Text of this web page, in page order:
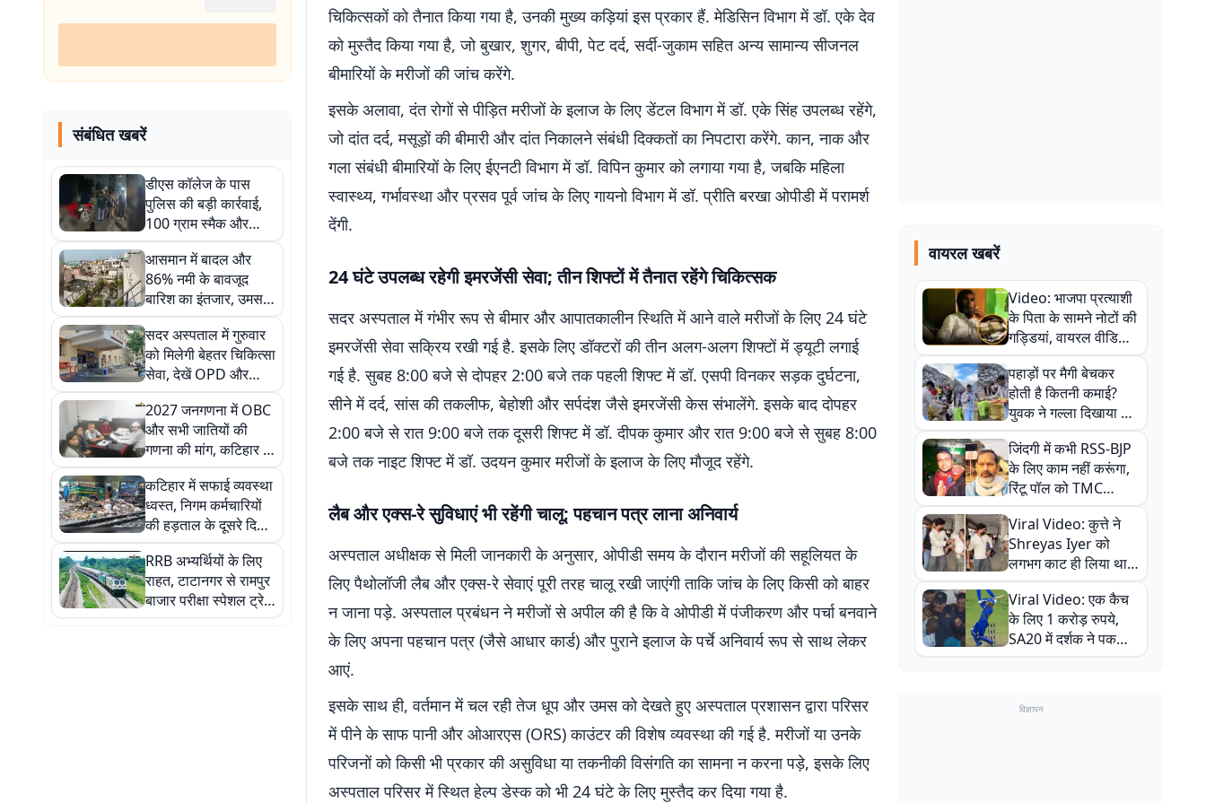
संबंधित खबरें
डीएस कॉलेज के पास
पुलिस की बड़ी कार्रवाई,
100 ग्राम स्मैक और
नकद के साथ दो तस्कर
गिरफ्तार
आसमान में बादल और
86% नमी के बावजूद
बारिश का इंतजार, उमस
से लोग बेहाल; किसानों की
बढ़ी चिंता
सदर अस्पताल में गुरुवार
को मिलेगी बेहतर चिकित्सा
सेवा, देखें OPD और
Emergency डॉक्टरों
की पूरी लिस्ट
2027 जनगणना में OBC
और सभी जातियों की
गणना की मांग, कटिहार से
उठी नई आवाज
कटिहार में सफाई व्यवस्था
ध्वस्त, निगम कर्मचारियों
की हड़ताल के दूसरे दिन
214 टन कचरा सड़कों
पर जमा
RRB अभ्यर्थियों के लिए
राहत, टाटानगर से रामपुर
बाजार परीक्षा स्पेशल ट्रेन
का परिचालन 15 अगस्त
चिकित्सकों को तैनात किया गया है, उनकी मुख्य कड़ियां इस प्रकार हैं. मेडिसिन विभाग में डॉ. एके देव
को मुस्तैद किया गया है, जो बुखार, शुगर, बीपी, पेट दर्द, सर्दी-जुकाम सहित अन्य सामान्य सीजनल
बीमारियों के मरीजों की जांच करेंगे.
इसके अलावा, दंत रोगों से पीड़ित मरीजों के इलाज के लिए डेंटल विभाग में डॉ. एके सिंह उपलब्ध रहेंगे,
जो दांत दर्द, मसूड़ों की बीमारी और दांत निकालने संबंधी दिक्कतों का निपटारा करेंगे. कान, नाक और
गला संबंधी बीमारियों के लिए ईएनटी विभाग में डॉ. विपिन कुमार को लगाया गया है, जबकि महिला
स्वास्थ्य, गर्भावस्था और प्रसव पूर्व जांच के लिए गायनो विभाग में डॉ. प्रीति बरखा ओपीडी में परामर्श
देंगी.
24 घंटे उपलब्ध रहेगी इमरजेंसी सेवा; तीन शिफ्टों में तैनात रहेंगे चिकित्सक
सदर अस्पताल में गंभीर रूप से बीमार और आपातकालीन स्थिति में आने वाले मरीजों के लिए 24 घंटे
इमरजेंसी सेवा सक्रिय रखी गई है. इसके लिए डॉक्टरों की तीन अलग-अलग शिफ्टों में ड्यूटी लगाई
गई है. सुबह 8:00 बजे से दोपहर 2:00 बजे तक पहली शिफ्ट में डॉ. एसपी विनकर सड़क दुर्घटना,
सीने में दर्द, सांस की तकलीफ, बेहोशी और सर्पदंश जैसे इमरजेंसी केस संभालेंगे. इसके बाद दोपहर
2:00 बजे से रात 9:00 बजे तक दूसरी शिफ्ट में डॉ. दीपक कुमार और रात 9:00 बजे से सुबह 8:00
बजे तक नाइट शिफ्ट में डॉ. उदयन कुमार मरीजों के इलाज के लिए मौजूद रहेंगे.
लैब और एक्स-रे सुविधाएं भी रहेंगी चालू; पहचान पत्र लाना अनिवार्य
अस्पताल अधीक्षक से मिली जानकारी के अनुसार, ओपीडी समय के दौरान मरीजों की सहूलियत के
लिए पैथोलॉजी लैब और एक्स-रे सेवाएं पूरी तरह चालू रखी जाएंगी ताकि जांच के लिए किसी को बाहर
न जाना पड़े. अस्पताल प्रबंधन ने मरीजों से अपील की है कि वे ओपीडी में पंजीकरण और पर्चा बनवाने
के लिए अपना पहचान पत्र (जैसे आधार कार्ड) और पुराने इलाज के पर्चे अनिवार्य रूप से साथ लेकर
आएं.
इसके साथ ही, वर्तमान में चल रही तेज धूप और उमस को देखते हुए अस्पताल प्रशासन द्वारा परिसर
में पीने के साफ पानी और ओआरएस (ORS) काउंटर की विशेष व्यवस्था की गई है. मरीजों या उनके
परिजनों को किसी भी प्रकार की असुविधा या तकनीकी विसंगति का सामना न करना पड़े, इसके लिए
अस्पताल परिसर में स्थित हेल्प डेस्क को भी 24 घंटे के लिए मुस्तैद कर दिया गया है.
वायरल खबरें
Video: भाजपा प्रत्याशी
के पिता के सामने नोटों की
गड्डियां, वायरल वीडियो
से राजनीति में उबाल,
अजित महतो बोले- TMC
की गंदी चाल
पहाड़ों पर मैगी बेचकर
होती है कितनी कमाई?
युवक ने गल्ला दिखाया तो
नौकरी वालों के खड़े हो गए
कान
जिंदगी में कभी RSS-BJP
के लिए काम नहीं करूंगा,
रिंटू पॉल को TMC
ऑफिस में ले जाकर पीटा,
Video वायरल
Viral Video: कुत्ते ने
Shreyas Iyer को
लगभग काट ही लिया था,
न्यूजीलैंड सीरीज से पहले
बाल-बाल बचे
Viral Video: एक कैच
के लिए 1 करोड़ रुपये,
SA20 में दर्शक ने पकड़ा
एक हाथ से गजब का कैच
विज्ञापन